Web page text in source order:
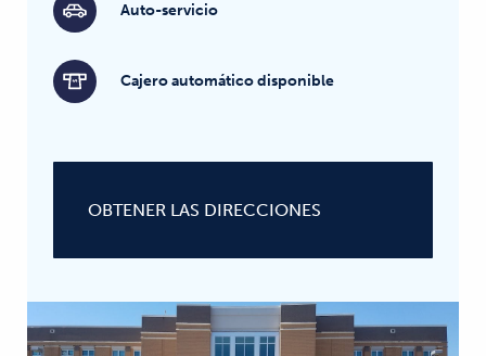
Auto-servicio
Cajero automático disponible
OBTENER LAS DIRECCIONES